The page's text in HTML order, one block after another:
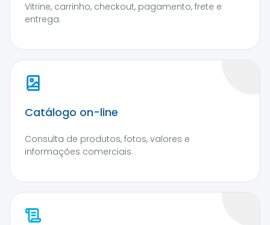
Vitrine, carrinho, checkout, pagamento, frete e
entrega.
Catálogo on-line
Consulta de produtos, fotos, valores e
informações comerciais.